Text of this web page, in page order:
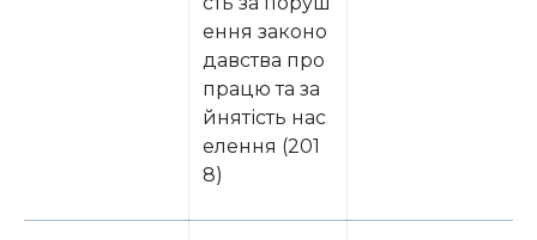
ення законо
давства про
працю та за
йнятість нас
елення (201
8)